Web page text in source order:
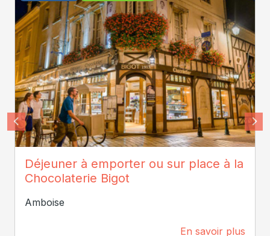
Déjeuner à emporter ou sur place à la
Chocolaterie Bigot
Amboise
En savoir plus